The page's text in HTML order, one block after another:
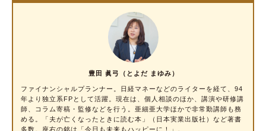
③財形貯蓄・定期預金を利用する
④新NISAのつみたて投資枠を活用する
⑤そのほかの積立サービスを活用する
実家暮らし中は将来のための準備をしよう
豊田 眞弓（とよだ まゆみ）
ファイナンシャルプランナー
。日経マネーなどのライターを経て、94
年より独立系FPとして活躍。現在は、個人相談のほか、講演や研修講
師、コラム寄稿・監修などを行う。亜細亜大学ほかで非常勤講師も務
める。「夫が亡くなったときに読む本」（日本実業出版社）など著書
多数。座右の銘は「今日も未来もハッピーに！」。